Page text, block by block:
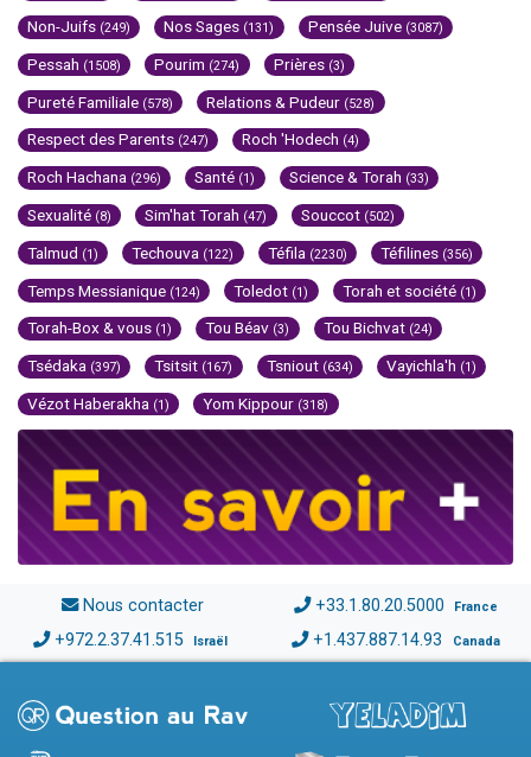
Non-Juifs (249) Nos Sages (131) Pensée Juive (3087)
Pessah (1508) Pourim (274) Prières (3)
Pureté Familiale (578) Relations & Pudeur (528)
Respect des Parents (247) Roch 'Hodech (4)
Roch Hachana (296) Santé (1) Science & Torah (33)
Sexualité (8) Sim'hat Torah (47) Souccot (502)
Talmud (1) Techouva (122) Téfila (2230) Téfilines (356)
Temps Messianique (124) Toledot (1) Torah et société (1)
Torah-Box & vous (1) Tou Béav (3) Tou Bichvat (24)
Tsédaka (397) Tsitsit (167) Tsniout (634) Vayichla'h (1)
Vézot Haberakha (1) Yom Kippour (318)
Nous contacter +33.1.80.20.5000 France
+972.2.37.41.515 Israël +1.437.887.14.93 Canada